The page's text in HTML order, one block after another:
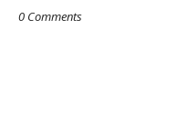
0 Comments